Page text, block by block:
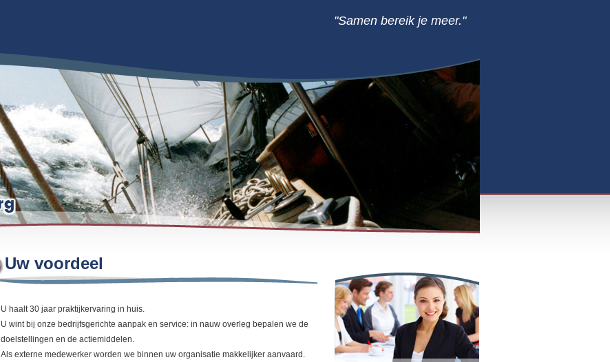
"Samen bereik je meer."
Uw voordeel
U haalt 30 jaar praktijkervaring in huis.
U wint bij onze bedrijfsgerichte aanpak en service: in nauw overleg bepalen we de
doelstellingen en de actiemiddelen.
Als externe medewerker worden we binnen uw organisatie makkelijker aanvaard.